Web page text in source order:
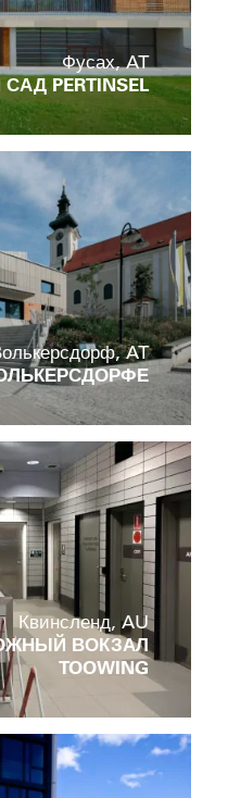
Фусах, AT
PERTINSEL
AT
Квинсленд, AU
ВОКЗАЛ
TOOWING